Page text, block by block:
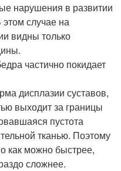
нарушения в развитии
случае на
видны только
частично покидает
дисплазии суставов,
выходит за границы
пустота
тканью. Поэтому
как можно быстрее,
сложнее.